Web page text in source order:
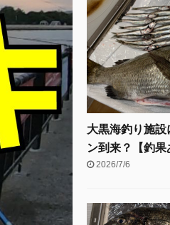
大黒海釣り施
ン到来？【釣果
2026/7/6